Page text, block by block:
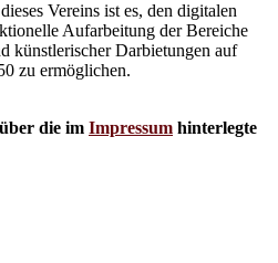
Vereins ist es, den digitalen
Aufarbeitung der Bereiche
künstlerischer Darbietungen auf
zu ermöglichen.
die im Impressum hinterlegte